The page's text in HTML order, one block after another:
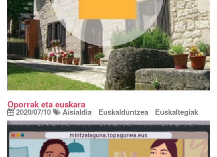
Oporrak eta euskara
2020/07/10 Aisialdia Euskalduntzea Euskaltegiak